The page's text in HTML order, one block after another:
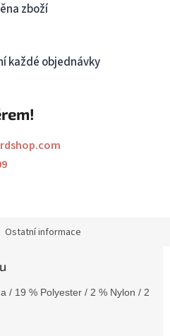
zboží
každé objednávky
Ostatní informace
/ 19 % Polyester / 2 % Nylon / 2 %